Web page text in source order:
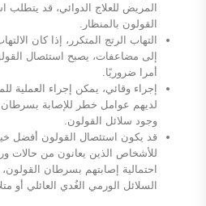
المريض للعلاج الدوائي، قد يتطلب
القولون بالمنظار.
التهاب الرتج المتكرر، إذا كان
إلى مضاعفات، يصبح استئصال
أمرا ضروريًا.
إجراء وقائي، يمكن إجراء العملية
لديهم عوامل خطر للإصابة بسرطان
وجود سلائل القولون.
قد يكون استئصال القولون أفضل
للأشخاص الذين يعانون من حالات
احتمالية إصابتهم بسرطان
السلائل الورمي الغُدي العائلي أو